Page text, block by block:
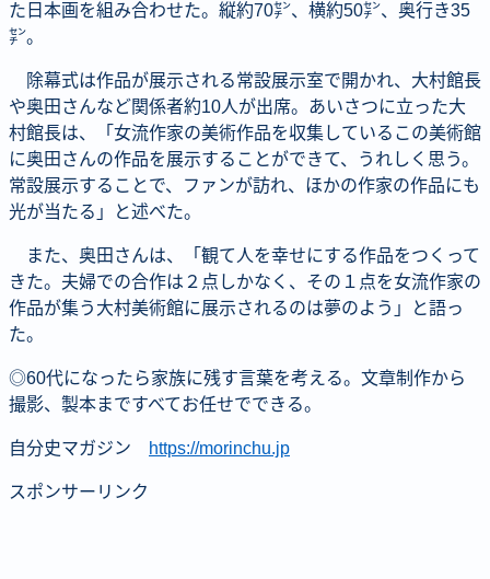
た日本画を組み合わせた。縦約70㌢、横約50㌢、奥行き35
㌢。
除幕式は作品が展示される常設展示室で開かれ、大村館長
や奥田さんなど関係者約10人が出席。あいさつに立った大
村館長は、「女流作家の美術作品を収集しているこの美術館
に奥田さんの作品を展示することができて、うれしく思う。
常設展示することで、ファンが訪れ、ほかの作家の作品にも
光が当たる」と述べた。
また、奥田さんは、「観て人を幸せにする作品をつくって
きた。夫婦での合作は２点しかなく、その１点を女流作家の
作品が集う大村美術館に展示されるのは夢のよう」と語っ
た。
◎60代になったら家族に残す言葉を考える。文章制作から
撮影、製本まですべてお任せでできる。
自分史マガジン https://morinchu.jp
スポンサーリンク